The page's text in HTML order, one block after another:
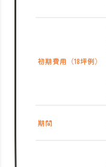
初期費用（18坪例）
期間